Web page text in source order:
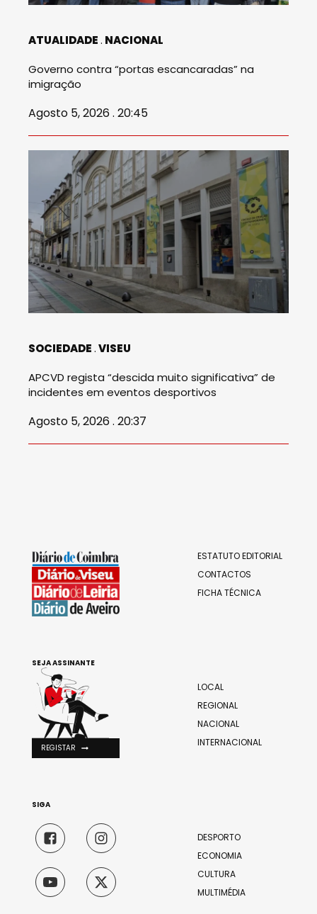
ATUALIDADE NACIONAL
Governo contra “portas escancaradas” na
imigração
Agosto 5, 2026 . 20:45
SOCIEDADE VISEU
APCVD regista “descida muito significativa” de
incidentes em eventos desportivos
Agosto 5, 2026 . 20:37
ESTATUTO EDITORIAL
CONTACTOS
FICHA TÉCNICA
LOCAL
REGIONAL
NACIONAL
INTERNACIONAL
DESPORTO
ECONOMIA
CULTURA
MULTIMÉDIA
SEJA ASSINANTE
REGISTAR
SIGA